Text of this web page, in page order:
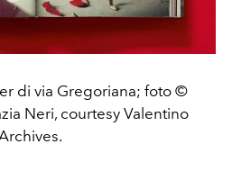
di via Gregoriana; foto ©
Neri, courtesy Valentino